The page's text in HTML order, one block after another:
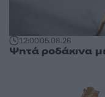
12:0005.08.26
Ψητά ροδάκινα